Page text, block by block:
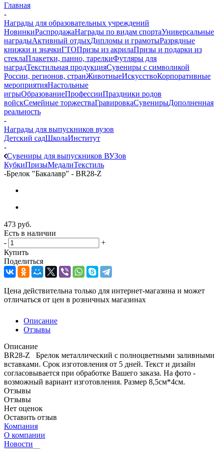
Главная
-
Награды для образовательных учреждений
НовинкиРаспродажаНаграды по видам спортаУниверсальные
наградыАктивный отдыхДипломы и грамотыРазрядные
книжки и значкиГТОПризы из акрилаПризы и подарки из
стеклаПлакетки, панно, тарелкиФутляры для
наградТекстильная продукцияСувениры с символикой
России, регионов, странЖивотныеИскусствоКорпоративные
мероприятияНастольные
игрыОбразованиеПрофессииПраздники родов
войскСемейные торжестваГравировкаСувенирыДополненная
реальность
-
Награды для выпускников вузов
Детский садШколаИнститут
-
Сувениры для выпускников ВУЗов
КубкиПризыМедалиТекстиль
-Брелок "Бакалавр" - BR28-Z
473 руб.
Есть в наличии
-
+
Купить
Поделиться
Цена действительна только для интернет-магазина и может
отличаться от цен в розничных магазинах
Описание
Отзывы
Описание
BR28-Z Брелок металлический с полноцветными заливными
вставками. Срок изготовления от 5 дней. Текст и дизайн
согласовывается при обработке Вашего заказа. На фото -
возможный вариант изготовления. Размер 8,5см*4см.
Отзывы
Отзывы
Нет оценок
Оставить отзыв
Компания
О компании
Новости